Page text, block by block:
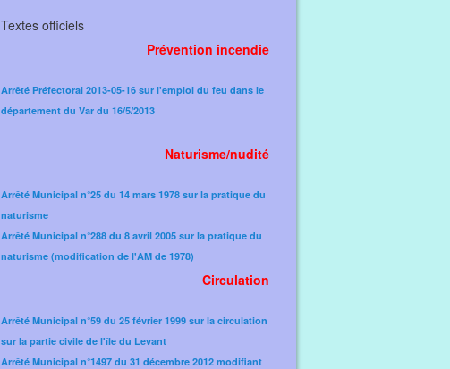
Textes officiels
Prévention incendie
Arrêté Préfectoral 2013-05-16 sur l'emploi du feu dans le
département du Var du 16/5/2013
Naturisme/nudité
Arrêté Municipal n°25 du 14 mars 1978 sur la pratique du
naturisme
Arrêté Municipal n°288 du 8 avril 2005 sur la pratique du
naturisme (modification de l'AM de 1978)​
Circulation
Arrêté Municipal n°59 du 25 février 1999 sur la circulation
sur la partie civile de l'île du Levant
Arrêté Municipal n°1497 du 31 décembre 2012 modifiant